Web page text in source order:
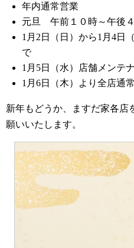
年内通常営業
元旦 午前１０時～午後
1月2日（日）から1月4日
で
1月5日（水）店舗メンテ
1月6日（木）より全店通
新年もどうか、ますだ家各店
願いいたします。